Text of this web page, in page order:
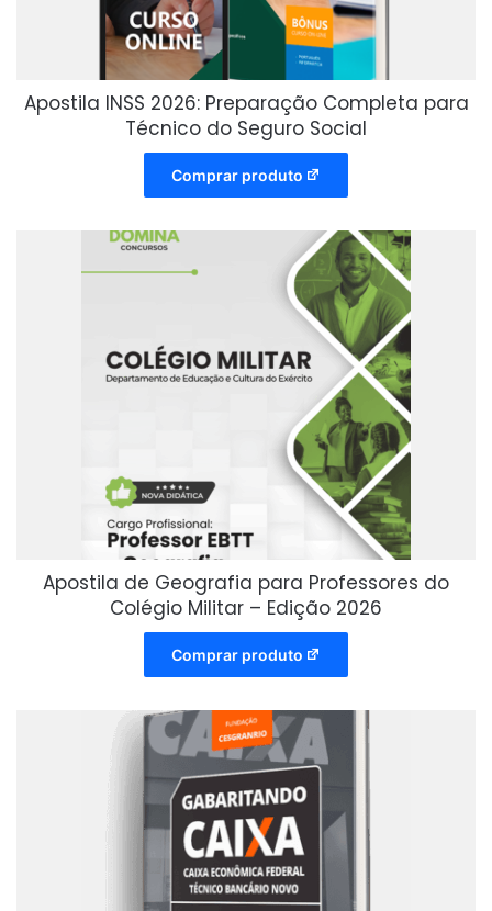
Apostila INSS 2026: Preparação Completa para
Técnico do Seguro Social
Comprar produto
Apostila de Geografia para Professores do
Colégio Militar – Edição 2026
Comprar produto